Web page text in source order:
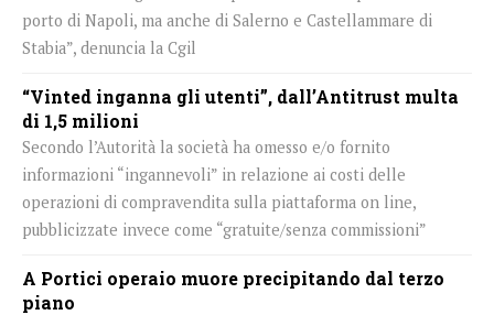
porto di Napoli, ma anche di Salerno e Castellammare di
Stabia”, denuncia la Cgil
“Vinted inganna gli utenti”, dall’Antitrust multa
di 1,5 milioni
Secondo l’Autorità la società ha omesso e/o fornito
informazioni “ingannevoli” in relazione ai costi delle
operazioni di compravendita sulla piattaforma on line,
pubblicizzate invece come “gratuite/senza commissioni”
A Portici operaio muore precipitando dal terzo
piano